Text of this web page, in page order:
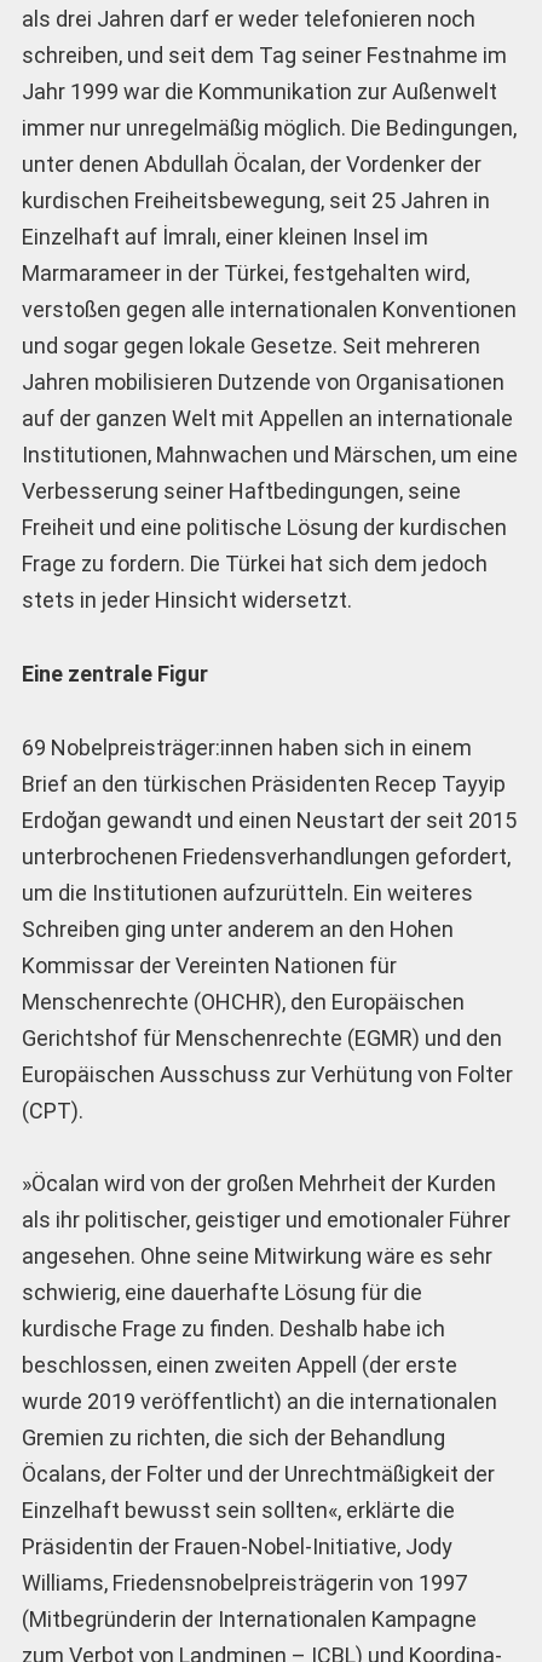
als drei Jahren darf er weder telefonieren noch
schreiben, und seit dem Tag seiner Festnahme im
Jahr 1999 war die Kommunikation zur Außenwelt
immer nur unregelmäßig möglich. Die Bedingungen,
unter denen Abdullah Öcalan, der Vordenker der
kurdischen Freiheitsbewegung, seit 25 Jahren in
Einzelhaft auf İmralı, einer kleinen Insel im
Marmarameer in der Türkei, festgehalten wird,
verstoßen gegen alle internationalen Konventionen
und sogar gegen lokale Gesetze. Seit mehreren
Jahren mobilisieren Dutzende von Organisationen
auf der ganzen Welt mit Appellen an internationale
Institutionen, Mahnwachen und Märschen, um eine
Verbesserung seiner Haftbedingungen, seine
Freiheit und eine politische Lösung der kurdischen
Frage zu fordern. Die Türkei hat sich dem jedoch
stets in jeder Hinsicht widersetzt.
Eine zentrale Figur
69 Nobelpreisträger:innen haben sich in einem
Brief an den türkischen Präsidenten Recep Tayyip
Erdoğan gewandt und einen Neustart der seit 2015
unterbrochenen Friedensverhandlungen gefordert,
um die Institutionen aufzurütteln. Ein weiteres
Schreiben ging unter anderem an den Hohen
Kommissar der Vereinten Nationen für
Menschenrechte (OHCHR), den Europäischen
Gerichtshof für Menschenrechte (EGMR) und den
Europäischen Ausschuss zur Verhütung von Folter
(CPT).
»Öcalan wird von der großen Mehrheit der Kurden
als ihr politischer, geistiger und emotionaler Führer
angesehen. Ohne seine Mitwirkung wäre es sehr
schwierig, eine dauerhafte Lösung für die
kurdische Frage zu finden. Deshalb habe ich
beschlossen, einen zweiten Appell (der erste
wurde 2019 veröffentlicht) an die internationalen
Gremien zu richten, die sich der Behandlung
Öcalans, der Folter und der Unrechtmäßigkeit der
Einzelhaft bewusst sein sollten«, erklärte die
Präsidentin der Frauen-Nobel-Initiative, Jody
Williams, Friedensnobel­preis­trägerin von 1997
(Mitbegründerin der Internationalen Kam­pagne
zum Verbot von Landminen – ICBL) und Koordi­na­